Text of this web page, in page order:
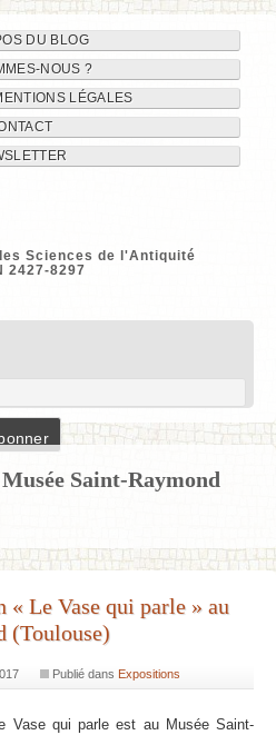
DU BLOG
NOUS ?
LÉGALES
Sciences de l'Antiquité
2427-8297
Musée Saint-Raymond
« Le Vase qui parle » au
(Toulouse)
Publié dansExpositions
Vase qui parle est au Musée Saint-